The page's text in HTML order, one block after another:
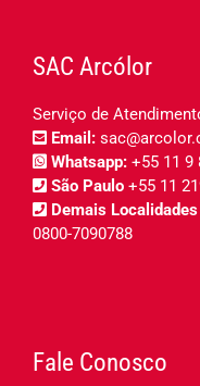
SAC Arcólor
Serviço de
Email:
Whatsapp: +55 11 9
São Paulo +55 11
Demais Localidades
0800-7090788
Fale Conosco